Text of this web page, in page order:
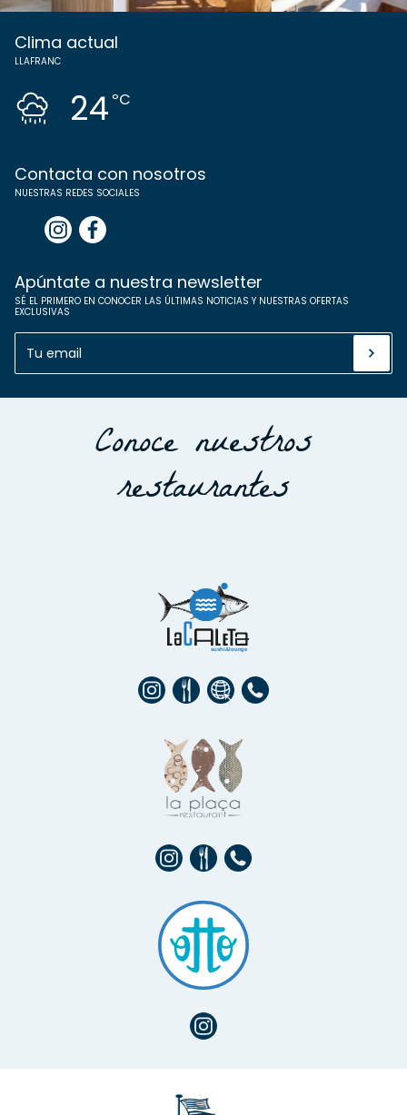
Clima actual
LLAFRANC
24ºC
Contacta con nosotros
NUESTRAS REDES SOCIALES
Apúntate a nuestra newsletter
SÉ EL PRIMERO EN CONOCER LAS ÚLTIMAS NOTICIAS Y NUESTRAS OFERTAS
EXCLUSIVAS
Conoce nuestros
restaurantes